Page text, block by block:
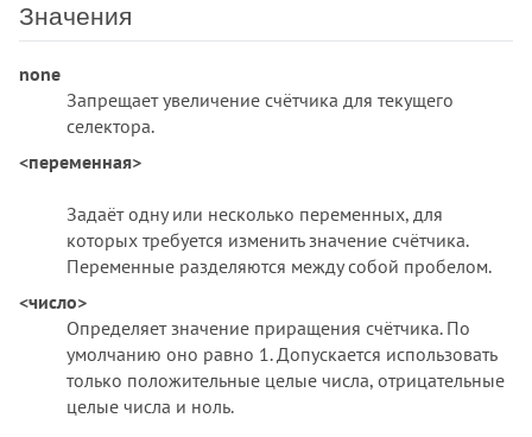
Значения
none
Запрещает увеличение счётчика для текущего
селектора.
<переменная>
Задаёт одну или несколько переменных, для
которых требуется изменить значение счётчика.
Переменные разделяются между собой пробелом.
<число>
Определяет значение приращения счётчика. По
умолчанию оно равно 1. Допускается использовать
только положительные целые числа, отрицательные
целые числа и ноль.
:read-only
:required
:right
:stalled
:target
:user-invalid
:user-valid
:valid
:visited
:volume-locked